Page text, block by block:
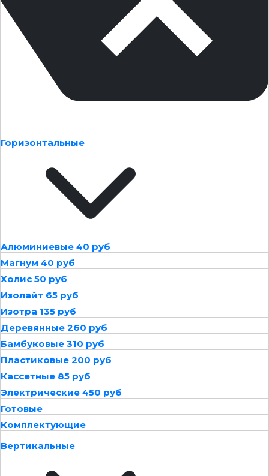
Горизонтальные
Алюминиевые 40 руб
Магнум 40 руб
Холис 50 руб
Изолайт 65 руб
Изотра 135 руб
Деревянные 260 руб
Бамбуковые 310 руб
Пластиковые 200 руб
Кассетные 85 руб
Электрические 450 руб
Готовые
Комплектующие
Вертикальные